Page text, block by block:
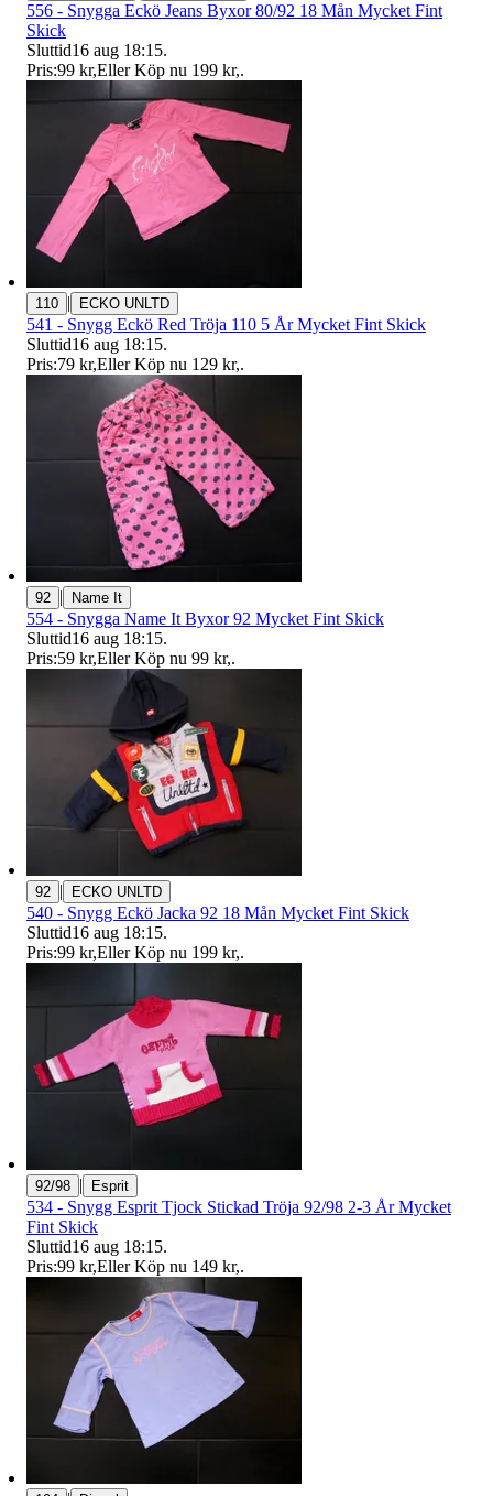
556 - Snygga Eckö Jeans Byxor 80/92 18 Mån Mycket Fint
Skick
Sluttid16 aug 18:15.
Pris:99 kr,Eller Köp nu 199 kr,.
110 | ECKO UNLTD
541 - Snygg Eckö Red Tröja 110 5 År Mycket Fint Skick
Sluttid16 aug 18:15.
Pris:79 kr,Eller Köp nu 129 kr,.
92 | Name It
554 - Snygga Name It Byxor 92 Mycket Fint Skick
Sluttid16 aug 18:15.
Pris:59 kr,Eller Köp nu 99 kr,.
92 | ECKO UNLTD
540 - Snygg Eckö Jacka 92 18 Mån Mycket Fint Skick
Sluttid16 aug 18:15.
Pris:99 kr,Eller Köp nu 199 kr,.
92/98 | Esprit
534 - Snygg Esprit Tjock Stickad Tröja 92/98 2-3 År Mycket
Fint Skick
Sluttid16 aug 18:15.
Pris:99 kr,Eller Köp nu 149 kr,.